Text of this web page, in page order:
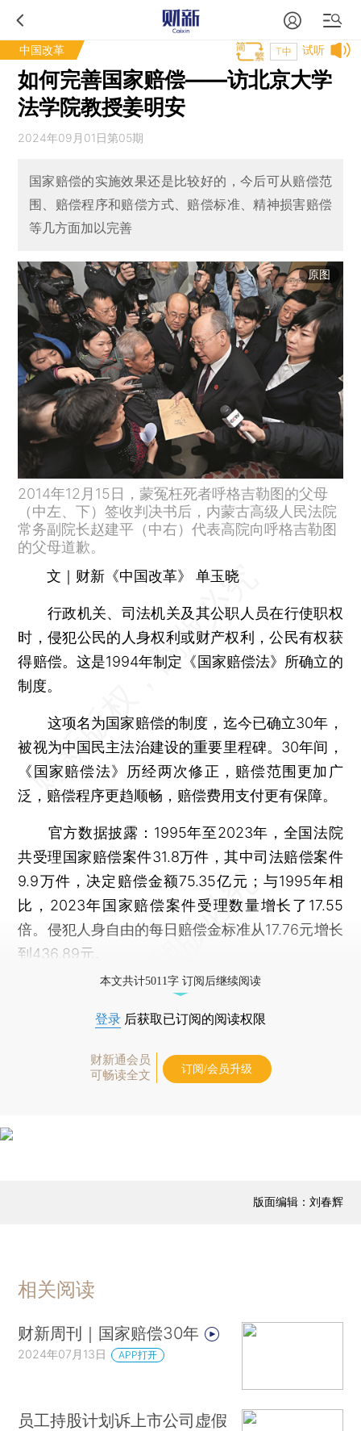
中国改革 试听
T中
如何完善国家赔偿——访北京大学
法学院教授姜明安
2024年09月01日第05期
国家赔偿的实施效果还是比较好的，今后可从赔偿范
围、赔偿程序和赔偿方式、赔偿标准、精神损害赔偿
等几方面加以完善
原图
2014年12月15日，蒙冤枉死者呼格吉勒图的父母
（中左、下）签收判决书后，内蒙古高级人民法院
常务副院长赵建平（中右）代表高院向呼格吉勒图
的父母道歉。
文｜财新《中国改革》 单玉晓
行政机关、司法机关及其公职人员在行使职权
时，侵犯公民的人身权利或财产权利，公民有权获
得赔偿。这是1994年制定《国家赔偿法》所确立的
制度。
这项名为国家赔偿的制度，迄今已确立30年，
被视为中国民主法治建设的重要里程碑。30年间，
《国家赔偿法》历经两次修正，赔偿范围更加广
泛，赔偿程序更趋顺畅，赔偿费用支付更有保障。
官方数据披露：1995年至2023年，全国法院
共受理国家赔偿案件31.8万件，其中司法赔偿案件
9.9万件，决定赔偿金额75.35亿元；与1995年相
比，2023年国家赔偿案件受理数量增长了17.55
倍。侵犯人身自由的每日赔偿金标准从17.76元增长
到436.89元。
本文共计5011字 订阅后继续阅读
登录 后获取已订阅的阅读权限
财新通会员
可畅读全文
订阅/会员升级
版面编辑：刘春辉
相关阅读
财新周刊｜国家赔偿30年
2024年07月13日 APP打开
员工持股计划诉上市公司虚假